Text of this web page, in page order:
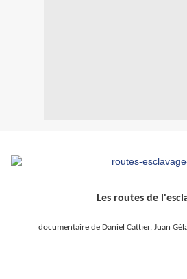
Les routes de
documentaire de Daniel Cattier, Juan